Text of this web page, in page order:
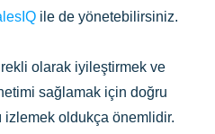
ile de yönetebilirsiniz.
olarak iyileştirmek ve
sağlamak için doğru
izlemek oldukça önemlidir.